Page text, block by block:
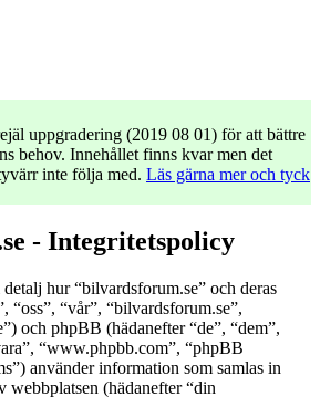
uppgradering (2019 08 01) för att bättre
behov. Innehållet finns kvar men det
inte följa med. Läs gärna mer och tyck
- Integritetspolicy
hur “bilvardsforum.se” och deras
“oss”, “vår”, “bilvardsforum.se”,
och phpBB (hädanefter “de”, “dem”,
“www.phpbb.com”, “phpBB
använder information som samlas in
webbplatsen (hädanefter “din